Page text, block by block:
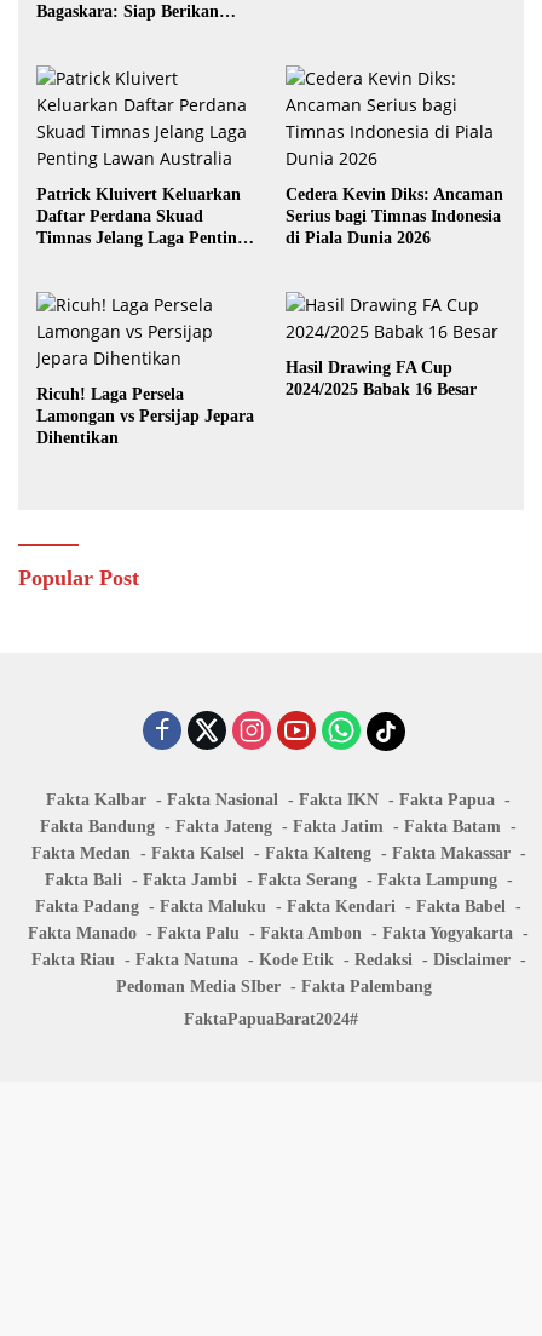
Bagaskara: Siap Berikan
Patrick Kluivert Keluarkan
Daftar Perdana Skuad
Timnas Jelang Laga Penting
Cedera Kevin Diks: Ancaman
Serius bagi Timnas Indonesia
di Piala Dunia 2026
Ricuh! Laga Persela
Lamongan vs Persijap Jepara
Dihentikan
Hasil Drawing FA Cup
2024/2025 Babak 16 Besar
Popular Post
Fakta Kalbar Fakta Nasional Fakta IKN
Fakta Papua
Fakta Bandung
Fakta Jateng Fakta Jatim
Fakta Batam
Fakta Medan
Fakta Kalsel Fakta Kalteng
Fakta Makassar
Fakta Bali
Fakta Jambi Fakta Serang
Fakta Lampung
Fakta Padang
Fakta Maluku Fakta Kendari
Fakta Babel
Fakta Manado
Fakta Palu Fakta Ambon
Fakta Yogyakarta
Fakta Riau
Fakta Natuna Kode Etik Redaksi
Disclaimer
Pedoman Media SIber
Fakta Palembang
FaktaPapuaBarat2024#